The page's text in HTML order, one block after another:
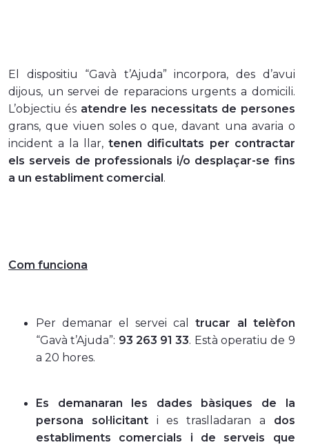
El dispositiu “Gavà t’Ajuda” incorpora, des d’avui
dijous, un servei de reparacions urgents a domicili.
L’objectiu és atendre les necessitats de persones
grans, que viuen soles o que, davant una avaria o
incident a la llar,tenen dificultats per contractar
els serveis de professionals i/o desplaçar-se fins
a un establiment comercial.
Com funciona
Per demanar el servei caltrucar al telèfon
“Gavà t’Ajuda”: 93 263 91 33. Està operatiu de 9
a 20 hores.
Es demanaran les dades bàsiques de la
persona sol·licitant i es traslladaran a dos
establiments comercials i de serveis que